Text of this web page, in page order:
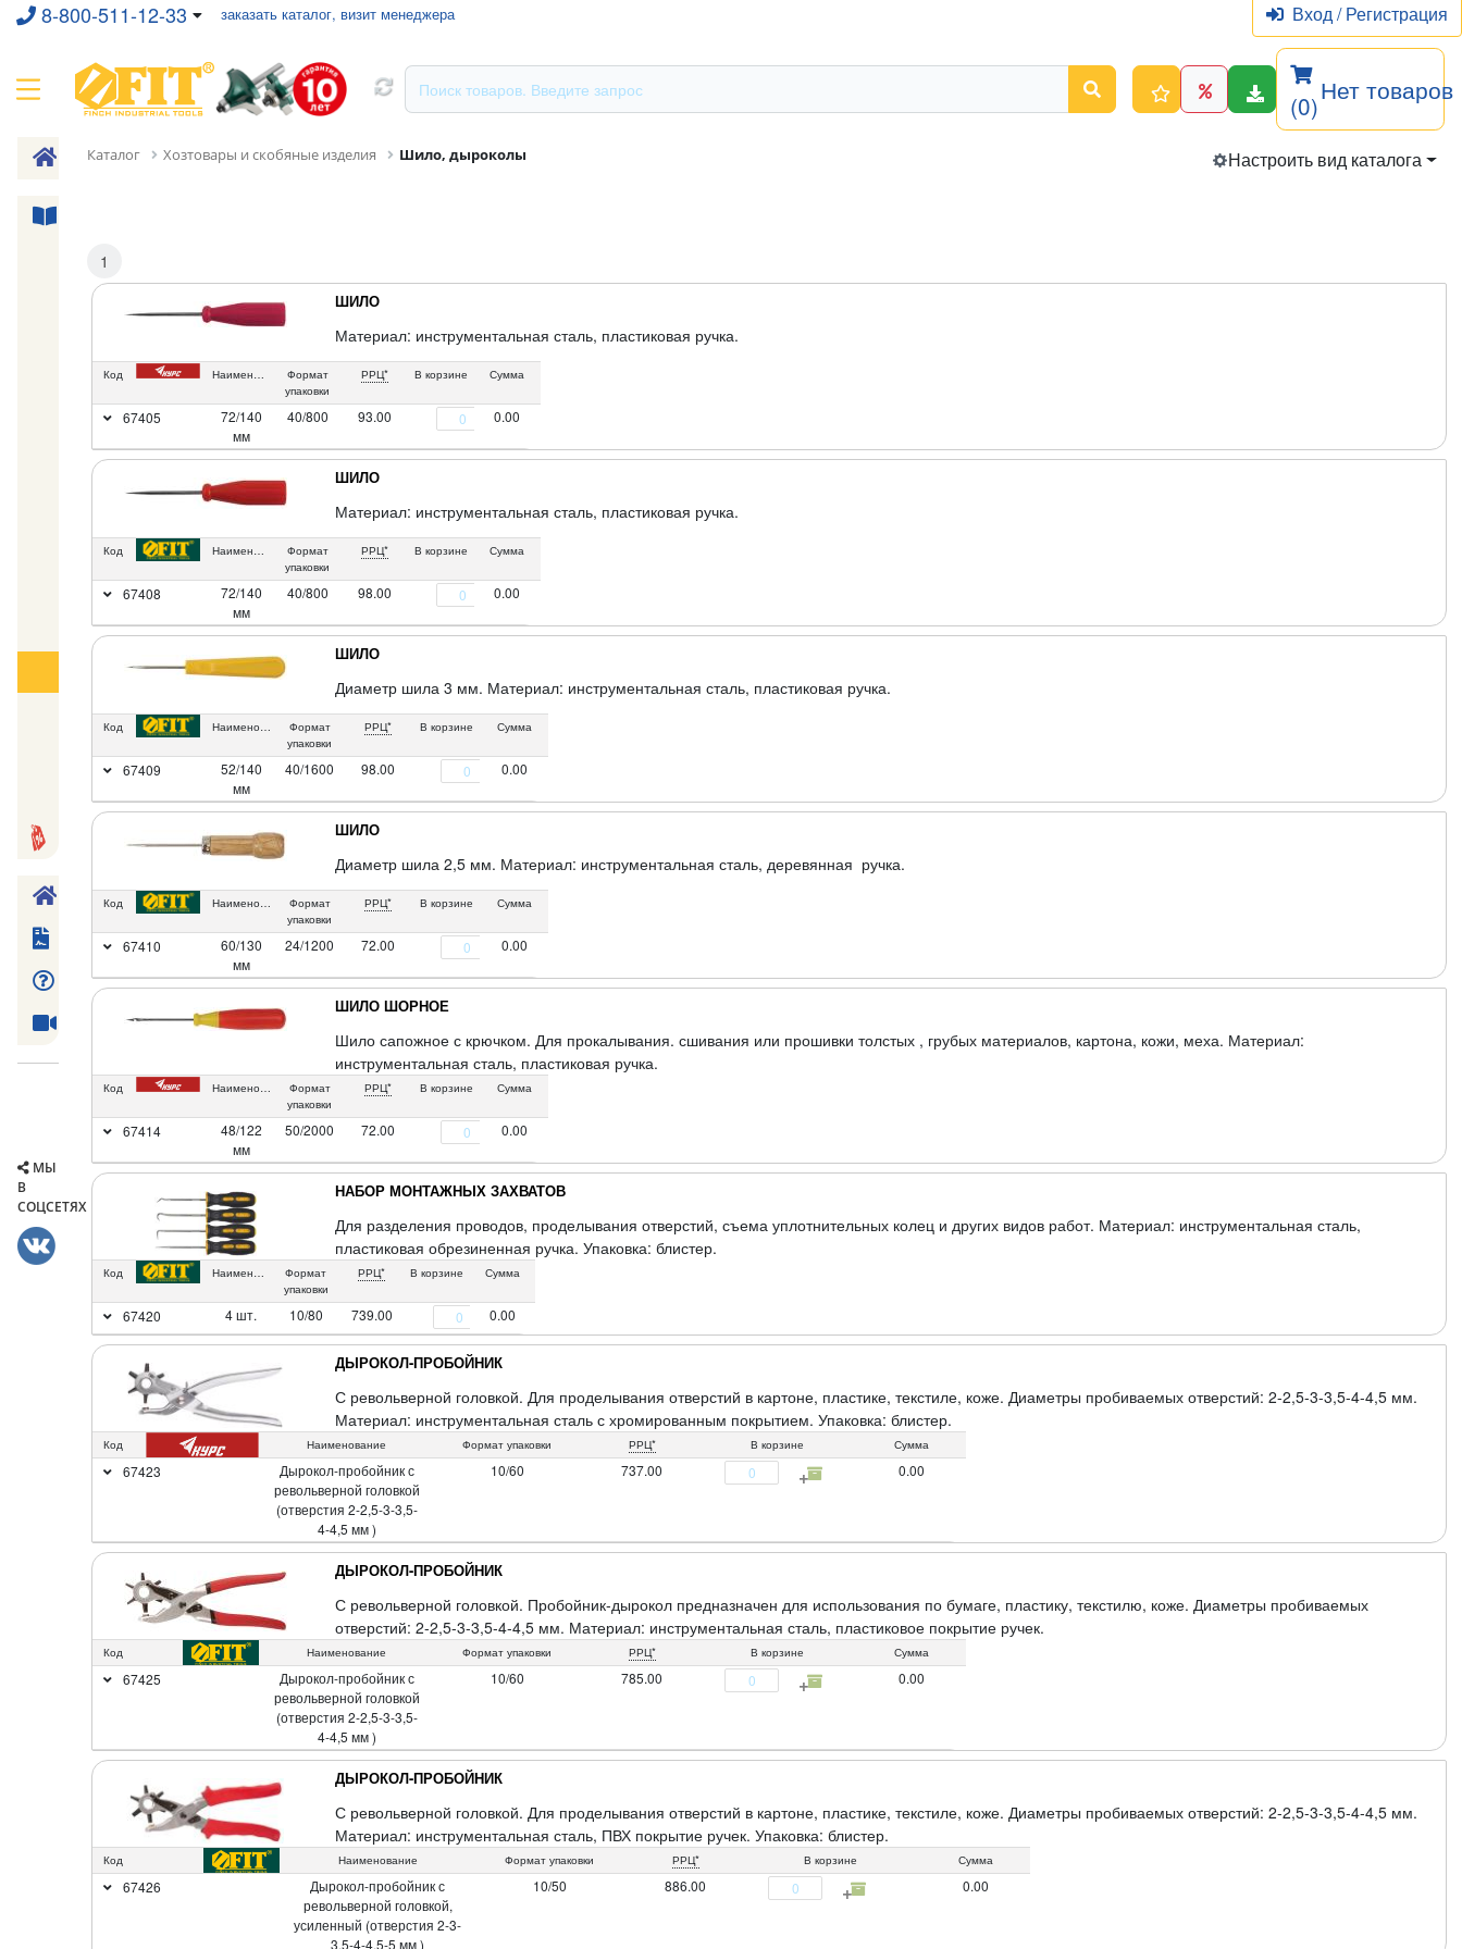
8-800-511-12-33 заказать каталог, визит менеджера Вход/Регистрация
(0)Нет товаров
МЫ
В
СОЦСЕТЯХ
Каталог Хозтовары и скобяные изделия Шило, дыроколы Настроить вид каталога
1
ШИЛО
Материал: инструментальная сталь, пластиковая ручка.
Код Наименование
Формат
упаковки
РРЦ* В корзине Сумма
67405
72/140
мм
40/800 93.00 0.00
ШИЛО
Материал: инструментальная сталь, пластиковая ручка.
Код Наименование
Формат
упаковки
РРЦ* В корзине Сумма
67408
72/140
мм
40/800 98.00 0.00
ШИЛО
Диаметр шила 3 мм. Материал: инструментальная сталь, пластиковая ручка.
Код Наименование
Формат
упаковки
РРЦ* В корзине Сумма
67409
52/140
мм
40/1600 98.00 0.00
ШИЛО
Диаметр шила 2,5 мм. Материал: инструментальная сталь, деревянная ручка.
Код Наименование
Формат
упаковки
РРЦ* В корзине Сумма
67410
60/130
мм
24/1200 72.00 0.00
ШИЛО ШОРНОЕ
Шило сапожное с крючком. Для прокалывания. сшивания или прошивки толстых , грубых материалов, картона, кожи, меха. Материал:
инструментальная сталь, пластиковая ручка.
Код Наименование
Формат
упаковки
РРЦ* В корзине Сумма
67414
48/122
мм
50/2000 72.00 0.00
НАБОР МОНТАЖНЫХ ЗАХВАТОВ
Для разделения проводов, проделывания отверстий, съема уплотнительных колец и других видов работ. Материал: инструментальная сталь,
пластиковая обрезиненная ручка. Упаковка: блистер.
Код Наименование
Формат
упаковки
РРЦ* В корзине Сумма
67420 4 шт. 10/80 739.00 0.00
ДЫРОКОЛ-ПРОБОЙНИК
С револьверной головкой. Для проделывания отверстий в картоне, пластике, текстиле, коже. Диаметры пробиваемых отверстий: 2-2,5-3-3,5-4-4,5 мм.
Материал: инструментальная сталь с хромированным покрытием. Упаковка: блистер.
Код Наименование Формат упаковки РРЦ* В корзине Сумма
67423
Дырокол-пробойник с
револьверной головкой
(отверстия 2-2,5-3-3,5-
4-4,5 мм )
10/60 737.00 0.00
ДЫРОКОЛ-ПРОБОЙНИК
С револьверной головкой. Пробойник-дырокол предназначен для использования по бумаге, пластику, текстилю, коже. Диаметры пробиваемых
отверстий: 2-2,5-3-3,5-4-4,5 мм. Материал: инструментальная сталь, пластиковое покрытие ручек.
Код Наименование Формат упаковки РРЦ* В корзине Сумма
67425
Дырокол-пробойник с
револьверной головкой
(отверстия 2-2,5-3-3,5-
4-4,5 мм )
10/60 785.00 0.00
ДЫРОКОЛ-ПРОБОЙНИК
С револьверной головкой. Для проделывания отверстий в картоне, пластике, текстиле, коже. Диаметры пробиваемых отверстий: 2-2,5-3-3,5-4-4,5 мм.
Материал: инструментальная сталь, ПВХ покрытие ручек. Упаковка: блистер.
Код Наименование Формат упаковки РРЦ* В корзине Сумма
67426
Дырокол-пробойник с
револьверной головкой,
усиленный (отверстия 2-3-
3,5-4-4,5-5 мм )
10/50 886.00 0.00